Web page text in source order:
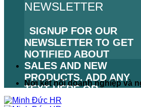
NEWSLETTER
SIGNUP FOR OUR
NEWSLETTER TO GET
NOTIFIED ABOUT
SALES AND NEW
PRODUCTS. ADD ANY
TEXT HERE OR
REMOVE IT.
Nơi kết nối doanh nghiệp và